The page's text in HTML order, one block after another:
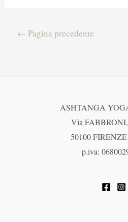
Navigazione
← Pagina precedente
ASHTANGA
Via FABBRONI,
50100
p.iva: